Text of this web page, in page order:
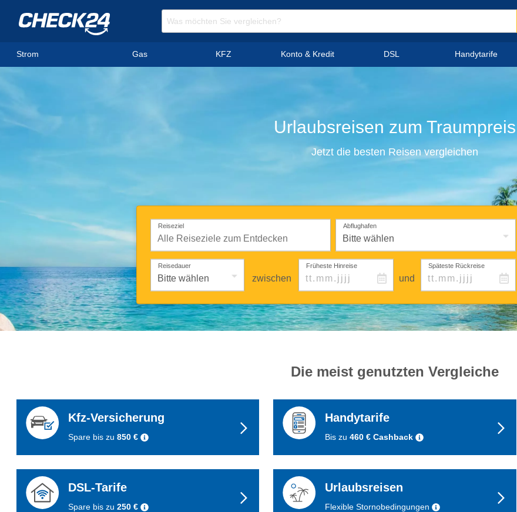
Strom Gas KFZ Konto & Kredit DSL Handytarife
Urlaubsreisen zum Traumpreis
Jetzt die besten Reisen vergleichen
Reiseziel Abflughafen
Reisedauer
zwischen
Früheste Hinreise
und
Späteste Rückreise
Die meist genutzten Vergleiche
Kfz-Versicherung
Spare bis zu 850 €
Handytarife
Bis zu460 € Cashback
DSL-Tarife
Spare bis zu 250 €
Urlaubsreisen
Flexible Stornobedingungen